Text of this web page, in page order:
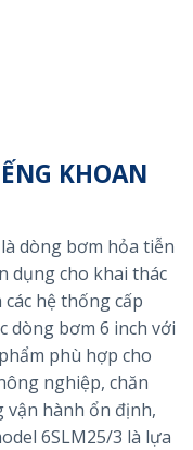
KHOAN
dòng bơm hỏa tiễn
dụng cho khai thác
hệ thống cấp
dòng bơm 6 inch với
phù hợp cho
nghiệp, chăn
vận hành ổn định,
6SLM25/3 là lựa